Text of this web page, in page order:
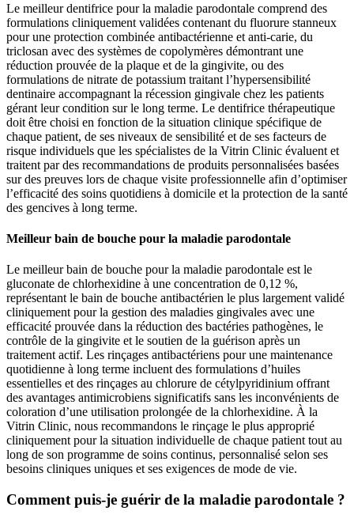
Le meilleur dentifrice pour la maladie parodontale comprend des
formulations cliniquement validées contenant du fluorure stanneux
pour une protection combinée antibactérienne et anti-carie, du
triclosan avec des systèmes de copolymères démontrant une
réduction prouvée de la plaque et de la gingivite, ou des
formulations de nitrate de potassium traitant l’hypersensibilité
dentinaire accompagnant la récession gingivale chez les patients
gérant leur condition sur le long terme. Le dentifrice thérapeutique
doit être choisi en fonction de la situation clinique spécifique de
chaque patient, de ses niveaux de sensibilité et de ses facteurs de
risque individuels que les spécialistes de la Vitrin Clinic évaluent et
traitent par des recommandations de produits personnalisées basées
sur des preuves lors de chaque visite professionnelle afin d’optimiser
l’efficacité des soins quotidiens à domicile et la protection de la santé
des gencives à long terme.
Meilleur bain de bouche pour la maladie parodontale
Le meilleur bain de bouche pour la maladie parodontale est le
gluconate de chlorhexidine à une concentration de 0,12 %,
représentant le bain de bouche antibactérien le plus largement validé
cliniquement pour la gestion des maladies gingivales avec une
efficacité prouvée dans la réduction des bactéries pathogènes, le
contrôle de la gingivite et le soutien de la guérison après un
traitement actif. Les rinçages antibactériens pour une maintenance
quotidienne à long terme incluent des formulations d’huiles
essentielles et des rinçages au chlorure de cétylpyridinium offrant
des avantages antimicrobiens significatifs sans les inconvénients de
coloration d’une utilisation prolongée de la chlorhexidine. À la
Vitrin Clinic, nous recommandons le rinçage le plus approprié
cliniquement pour la situation individuelle de chaque patient tout au
long de son programme de soins continus, personnalisé selon ses
besoins cliniques uniques et ses exigences de mode de vie.
Comment puis-je guérir de la maladie parodontale ?